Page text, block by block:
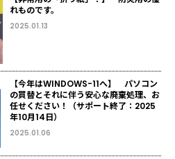
れものです。
2025.01.13
【今年はWINDOWS-11へ】 パソコン
の買替とそれに伴う安心な廃棄処理、お
任せください！（サポート終了：2025
年10月14日）
2025.01.06